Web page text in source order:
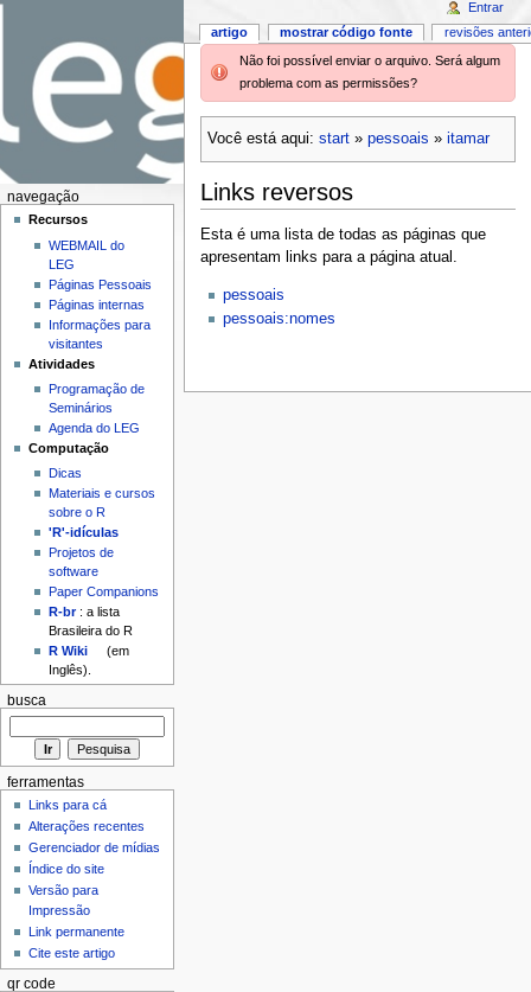
Não foi possível enviar o arquivo. Será algum
problema com as permissões?
Você está aqui: start» pessoais » itamar
Links reversos
Esta é uma lista de todas as páginas que
apresentam links para a página atual.
pessoais
pessoais:nomes
artigo mostrar código fonte revisões
Entrar
navegação
Recursos
WEBMAIL do
LEG
Páginas Pessoais
Páginas internas
Informações para
visitantes
Atividades
Programação de
Seminários
Agenda do LEG
Computação
Dicas
Materiais e cursos
sobre o R
'R'-idículas
Projetos de
software
Paper Companions
R-br: a lista
Brasileira do R
R Wiki
(em
Inglês).
busca
ferramentas
Links para cá
Alterações recentes
Gerenciador de mídias
Índice do site
Versão para
Impressão
Link permanente
Cite este artigo
qr code